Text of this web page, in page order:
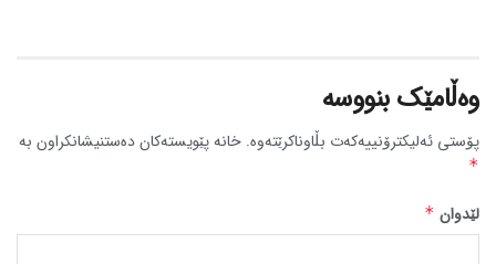
وەڵامێک بنووسە
پۆستی ئەلیکترۆنییەکەت بڵاوناکرێتەوە. خانە پێویستەکان دەستنیشانکراون بە
*
لێدوان *